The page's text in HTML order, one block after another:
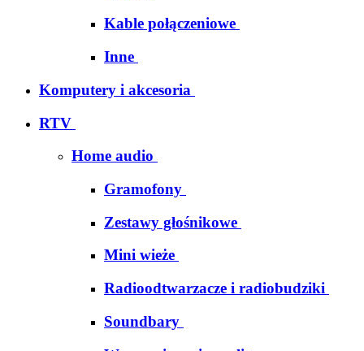
Kable połączeniowe
Inne
Komputery i akcesoria
RTV
Home audio
Gramofony
Zestawy głośnikowe
Mini wieże
Radioodtwarzacze i radiobudziki
Soundbary